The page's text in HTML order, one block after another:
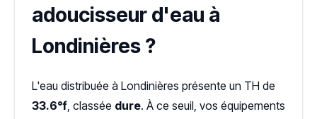
adoucisseur d'eau à
Londinières ?
L'eau distribuée à Londinières présente un TH de
33.6°f, classée dure. À ce seuil, vos équipements